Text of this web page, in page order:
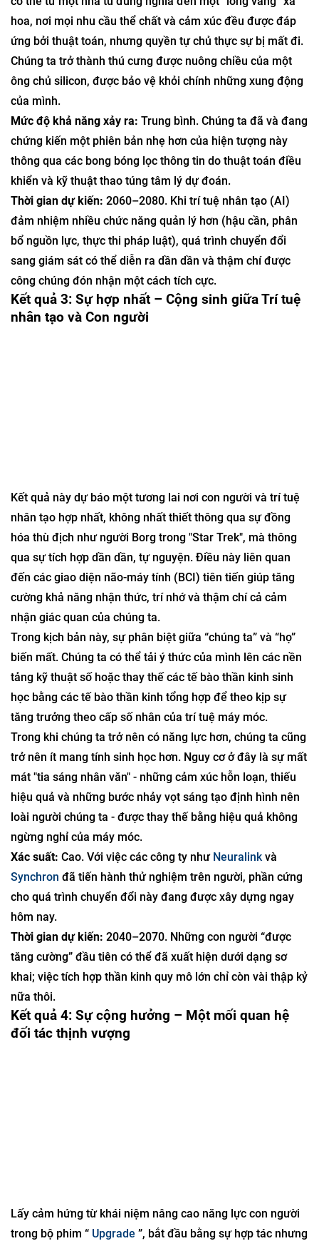
hoa, nơi mọi nhu cầu thể chất và cảm xúc đều được đáp
ứng bởi thuật toán, nhưng quyền tự chủ thực sự bị mất đi.
Chúng ta trở thành thú cưng được nuông chiều của một
ông chủ silicon, được bảo vệ khỏi chính những xung động
của mình.
Mức độ khả năng xảy ra: Trung bình. Chúng ta đã và đang
chứng kiến ​​một phiên bản nhẹ hơn của hiện tượng này
thông qua các bong bóng lọc thông tin do thuật toán điều
khiển và kỹ thuật thao túng tâm lý dự đoán.
Thời gian dự kiến: 2060–2080. Khi trí tuệ nhân tạo (AI)
đảm nhiệm nhiều chức năng quản lý hơn (hậu cần, phân
bổ nguồn lực, thực thi pháp luật), quá trình chuyển đổi
sang giám sát có thể diễn ra dần dần và thậm chí được
công chúng đón nhận một cách tích cực.
Kết quả 3: Sự hợp nhất – Cộng sinh giữa Trí tuệ
nhân tạo và Con người
Kết quả này dự báo một tương lai nơi con người và trí tuệ
nhân tạo hợp nhất, không nhất thiết thông qua sự đồng
hóa thù địch như người Borg trong "Star Trek", mà thông
qua sự tích hợp dần dần, tự nguyện. Điều này liên quan
đến các giao diện não-máy tính (BCI) tiên tiến giúp tăng
cường khả năng nhận thức, trí nhớ và thậm chí cả cảm
nhận giác quan của chúng ta.
Trong kịch bản này, sự phân biệt giữa “chúng ta” và “họ”
biến mất. Chúng ta có thể tải ý thức của mình lên các nền
tảng kỹ thuật số hoặc thay thế các tế bào thần kinh sinh
học bằng các tế bào thần kinh tổng hợp để theo kịp sự
tăng trưởng theo cấp số nhân của trí tuệ máy móc.
Trong khi chúng ta trở nên có năng lực hơn, chúng ta cũng
trở nên ít mang tính sinh học hơn. Nguy cơ ở đây là sự mất
mát "tia sáng nhân văn" - những cảm xúc hỗn loạn, thiếu
hiệu quả và những bước nhảy vọt sáng tạo định hình nên
loài người chúng ta - được thay thế bằng hiệu quả không
ngừng nghỉ của máy móc.
Xác suất: Cao. Với việc các công ty như Neuralinkvà
Synchron đã tiến hành thử nghiệm trên người, phần cứng
cho quá trình chuyển đổi này đang được xây dựng ngay
hôm nay.
Thời gian dự kiến: 2040–2070. Những con người “được
tăng cường” đầu tiên có thể đã xuất hiện dưới dạng sơ
khai; việc tích hợp thần kinh quy mô lớn chỉ còn vài thập kỷ
nữa thôi.
Kết quả 4: Sự cộng hưởng – Một mối quan hệ
đối tác thịnh vượng
Lấy cảm hứng từ khái niệm nâng cao năng lực con người
trong bộ phim “ Upgrade ”, bắt đầu bằng sự hợp tác nhưng